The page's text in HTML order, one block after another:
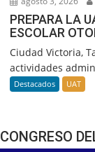
PREPARA LA
ESCOLAR
Ciudad Victoria,
actividades
Destacados UAT
CONGRESO